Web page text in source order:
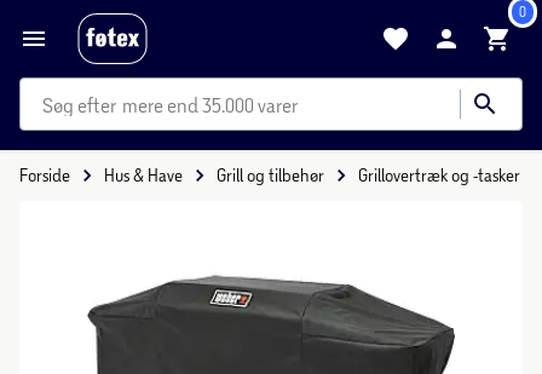
0
mere end 35.000 varer
Forside Hus & Have Grill og tilbehør Grillovertræk og -tasker